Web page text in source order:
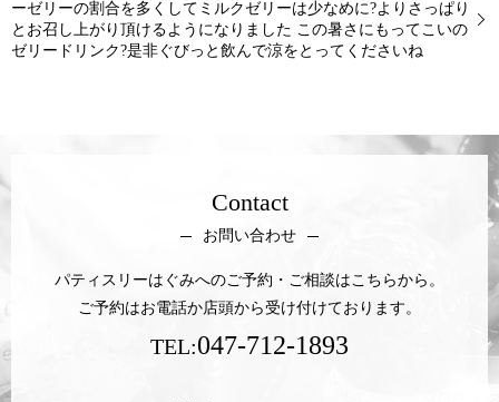
ーゼリーの割合を多くしてミルクゼリーは少なめに?よりさっぱり
とお召し上がり頂けるようになりました この暑さにもってこいの
ゼリードリンク?是非ぐびっと飲んで涼をとってくださいね
Contact
お問い合わせ
パティスリーはぐみへのご予約・ご相談はこちらから。
ご予約はお電話か店頭から受け付けております。
TEL:047-712-1893